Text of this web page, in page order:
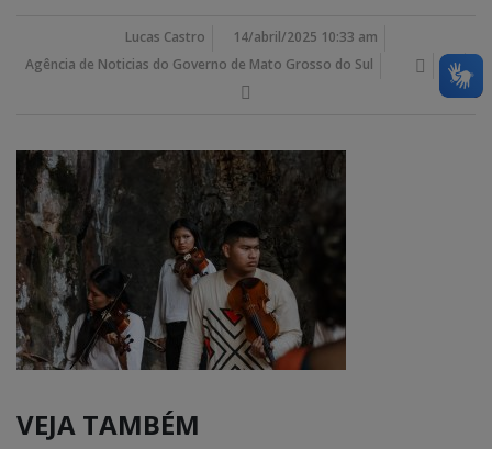
Lucas Castro
14/abril/2025 10:33 am
Agência de Noticias do Governo de Mato Grosso do Sul
VEJA TAMBÉM